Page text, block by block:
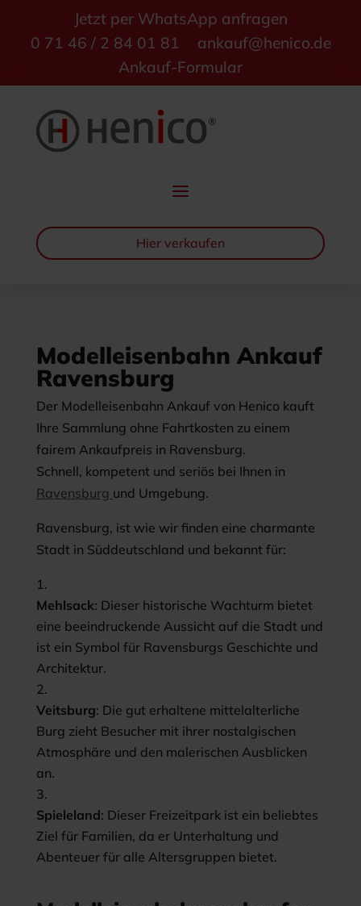
Jetzt per WhatsApp anfragen
0 71 46 / 2 84 01 81
ankauf@henico.de
Ankauf-Formular
Hier verkaufen
Modelleisenbahn Ankauf
Ravensburg
Der Modelleisenbahn Ankauf von Henico kauft
Ihre Sammlung ohne Fahrtkosten zu einem
fairem Ankaufpreis in Ravensburg.
Schnell, kompetent und seriös bei Ihnen in
Ravensburg und Umgebung.
Ravensburg, ist wie wir finden eine charmante
Stadt in Süddeutschland und bekannt für:
Mehlsack: Dieser historische Wachturm bietet
eine beeindruckende Aussicht auf die Stadt und
ist ein Symbol für Ravensburgs Geschichte und
Architektur.
Veitsburg: Die gut erhaltene mittelalterliche
Burg zieht Besucher mit ihrer nostalgischen
Atmosphäre und den malerischen Ausblicken
an.
Spieleland: Dieser Freizeitpark ist ein beliebtes
Ziel für Familien, da er Unterhaltung und
Abenteuer für alle Altersgruppen bietet.